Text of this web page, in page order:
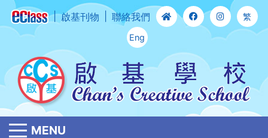
啟基刊物 聯絡我們 繁
Eng
MENU